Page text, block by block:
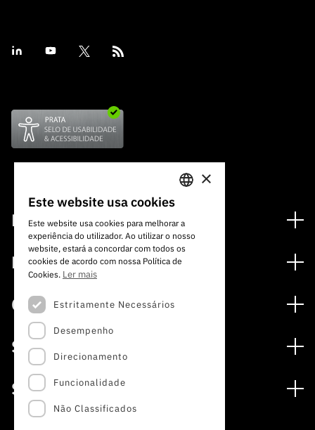
Financiamento
Programas de Financiamento
Internacional
Prémios
Media
Notas de Imprensa
Subscrever Newsletter
Subscrever Direct Mail de Concursos
Agenda
Publicações
Concursos
Concursos Abertos
Concursos Previstos
Concursos Fechados
Calendarização FCT 2026
Serviços
Serviços digitais: Tecnologia para o Conhecimento
Arquivo, Documentação e Informação
Acesso a dados estatísticos para fins científicos –
Sobre
A FCT
PORTUGUESE
ENGLISH
×
Este website usa cookies
Este website usa cookies para melhorar a
experiência do utilizador. Ao utilizar o nosso
website, estará a concordar com todos os
cookies de acordo com nossa Política de
Cookies. Ler mais
Estritamente Necessários
Desempenho
Direcionamento
Funcionalidade
Não Classificados